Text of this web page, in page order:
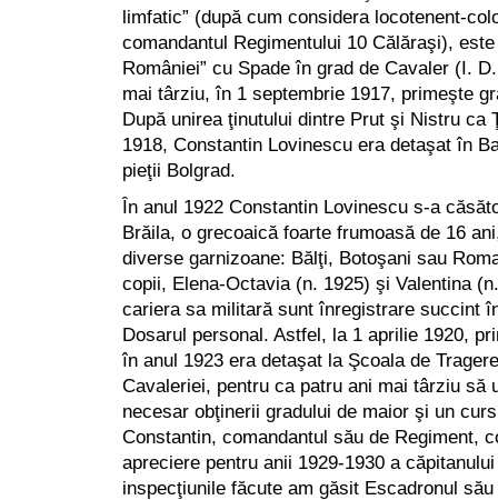
limfatic” (după cum considera locotenent-
comandantul Regimentului 10 Călăraşi),
României” cu Spade în grad de Cavaler (I.
mai târziu, în 1 septembrie 1917, primeşte
După unirea ţinutului dintre Prut şi Nistru ca
1918, Constantin Lovinescu era detaşat în
pieţii Bolgrad.
În anul 1922 Constantin Lovinescu s-a
Brăila, o grecoaică foarte frumoasă de 16
diverse garnizoane: Bălţi, Botoşani sau
copii, Elena-Octavia (n. 1925) şi Valentina
cariera sa militară sunt înregistrare succint
Dosarul personal. Astfel, la 1 aprilie 1920,
în anul 1923 era detaşat la Şcoala de
Cavaleriei, pentru ca patru ani mai târziu să
necesar obţinerii gradului de maior şi un
Constantin, comandantul său de Regiment,
apreciere pentru anii 1929-1930 a
inspecţiunile făcute am găsit Escadronul